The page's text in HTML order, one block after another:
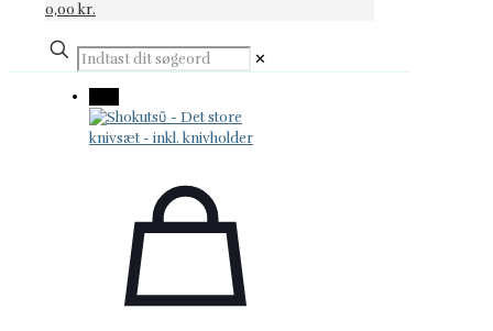
0,00 kr.
✕